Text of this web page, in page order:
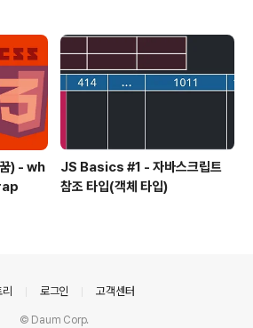
) - wh
JS Basics #1 - 자바스크립트
참조 타입(객체 타입)
로그인 고객센터
© Daum Corp.